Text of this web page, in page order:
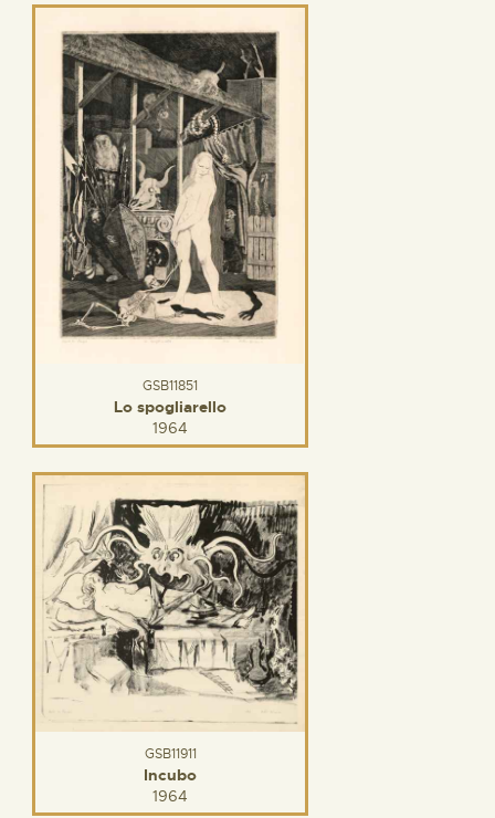
GSB11851
Lo spogliarello
1964
GSB11911
Incubo
1964